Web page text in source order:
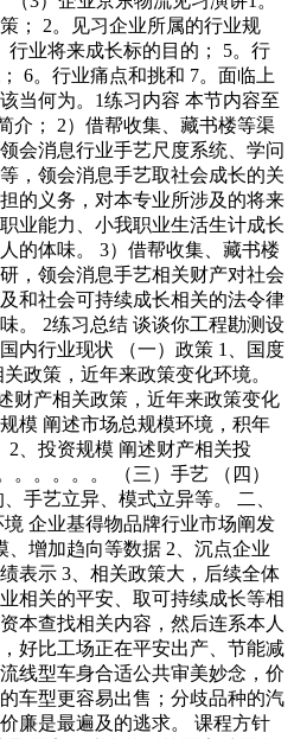
； 2。见习企业所属的行业规
行业将来成长标的目的； 5。行
6。行业痛点和挑和 7。面临上
当何为。1练习内容 本节内容至
介； 2）借帮收集、藏书楼等渠
会消息行业手艺尺度系统、学问
，领会消息手艺取社会成长的关
的义务，对本专业所涉及的将来
业能力、小我职业生活生计成长
的体味。 3）借帮收集、藏书楼
，领会消息手艺相关财产对社会
和社会可持续成长相关的法令律
。 2练习总结 谈谈你工程勘测设
内行业现状 （一）政策 1、国度
政策，近年来政策变化环境。
财产相关政策，近年来政策变化
模 阐述市场总规模环境，积年
、投资规模 阐述财产相关投
。。。。。 （三）手艺 （四）
手艺立异、模式立异等。 二、
企业基得物品牌行业市场阐发
、增加趋向等数据 2、沉点企业
表示 3、相关政策大，后续全体
相关的平安、取可持续成长等相
本查找相关内容，然后连系本人
好比工场正在平安出产、节能减
线型车身合适公共审美妙念，价
车型更容易出售；分歧品种的汽
廉是最遍及的逃求。 课程方针